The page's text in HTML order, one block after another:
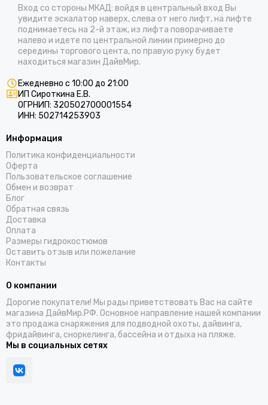
Вход со стороны МКАД: войдя в центральный вход Вы
увидите эскалатор наверх, слева от него лифт, на лифте
поднимаетесь на 2-й этаж, из лифта поворачиваете
налево и идете по центральной линии примерно до
середины торгового цента, по правую руку будет
находиться магазин ДайвМир.
Ежедневно с 10:00 до 21:00
ИП Сироткина Е.В.
ОГРНИП: 320502700001554
ИНН: 502714253903
Информация
Политика конфиденциальности
Оферта
Пользовательское соглашение
Обмен и возврат
Блог
Обратная связь
Доставка
Оплата
Размеры гидрокостюмов
Оставить отзыв или пожелание
Контакты
О компании
Дорогие покупатели! Мы рады приветствовать Вас на сайте
магазина ДайвМир.РФ. Основное направление нашей компании
это продажа снаряжения для подводной охоты, дайвинга,
фридайвинга, сноркелинга, бассейна и отдыха на пляже.
Мы в социальных сетях